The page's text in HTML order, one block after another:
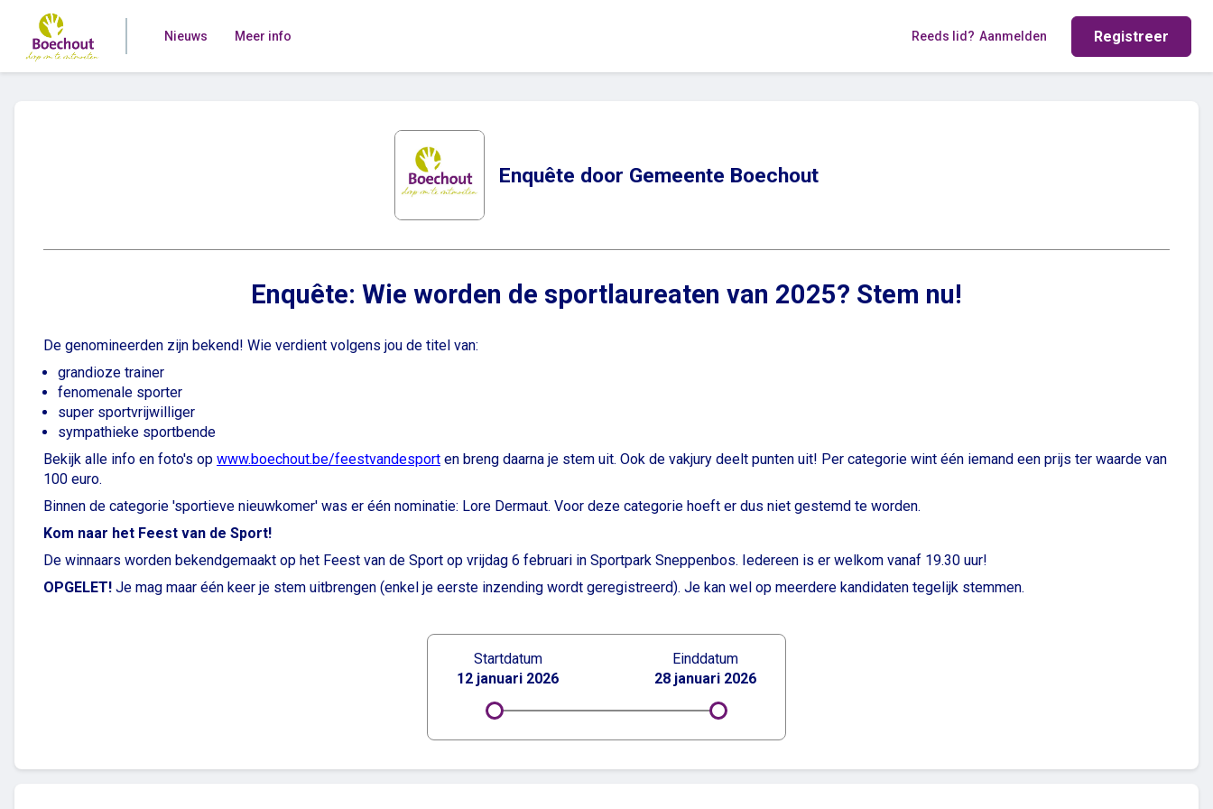
Nieuws Meer info Reeds lid? Aanmelden Registreer
Enquête door Gemeente Boechout
Enquête: Wie worden de sportlaureaten van 2025? Stem nu!
De genomineerden zijn bekend! Wie verdient volgens jou de titel van:
grandioze trainer
fenomenale sporter
super sportvrijwilliger
sympathieke sportbende
Bekijk alle info en foto's op www.boechout.be/feestvandesport en breng daarna je stem uit. Ook de vakjury deelt punten uit! Per categorie wint één iemand een prijs ter waarde van
100 euro.
Binnen de categorie 'sportieve nieuwkomer' was er één nominatie: Lore Dermaut. Voor deze categorie hoeft er dus niet gestemd te worden.
Kom naar het Feest van de Sport!
De winnaars worden bekendgemaakt op het Feest van de Sport op vrijdag 6 februari in Sportpark Sneppenbos. Iedereen is er welkom vanaf 19.30 uur!
OPGELET! Je mag maar één keer je stem uitbrengen (enkel je eerste inzending wordt geregistreerd). Je kan wel op meerdere kandidaten tegelijk stemmen.
Startdatum
12 januari 2026
Einddatum
28 januari 2026